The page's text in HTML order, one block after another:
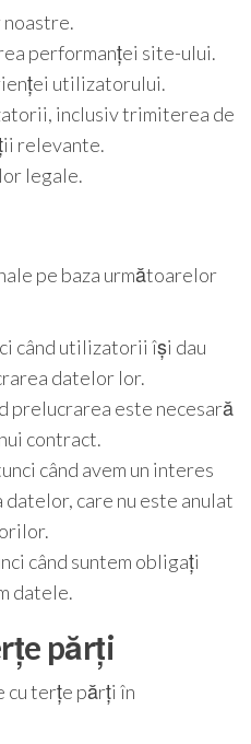
performanței site-ului.
utilizatorului.
inclusiv trimiterea de
relevante.
legale.
pe baza următoarelor
când utilizatorii își dau
datelor lor.
prelucrarea este necesară
contract.
când avem un interes
care nu este anulat
când suntem obligați
datele.
părți
cu terțe părți în